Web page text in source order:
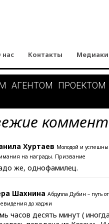
нас Контакты
АГЕНТОМ ПРОЕКТОМ
Хуртаев Молодой и
на награды. Призвание
же, однофамилец.
Шахнина Абдулла Дубин – путь
до хаджи
часов десять минут (